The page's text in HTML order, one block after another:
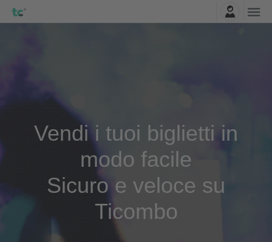
Vendi i tuoi biglietti in
modo facile
Sicuro e veloce su
Ticombo